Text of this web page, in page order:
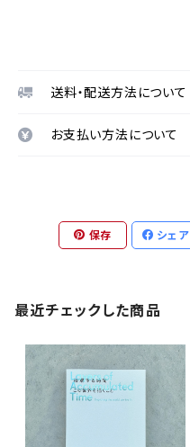
送料・配送方法について
お支払い方法について
保存 シェア
最近チェックした商品